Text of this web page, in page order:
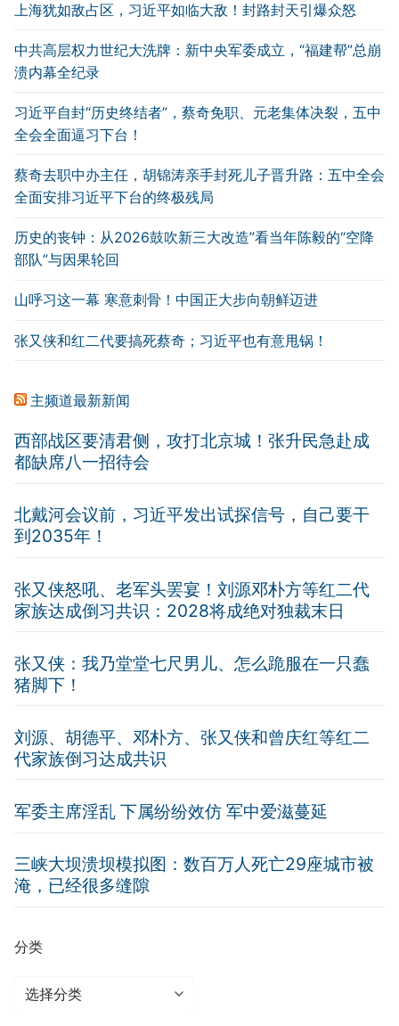
上海犹如敌占区，习近平如临大敌！封路封天引爆众怒
中共高层权力世纪大洗牌：新中央军委成立，“福建帮”总崩
溃内幕全纪录
习近平自封“历史终结者”，蔡奇免职、元老集体决裂，五中
全会全面逼习下台！
蔡奇去职中办主任，胡锦涛亲手封死儿子晋升路：五中全会
全面安排习近平下台的终极残局
历史的丧钟：从2026鼓吹新三大改造”看当年陈毅的“空降
部队”与因果轮回
山呼习这一幕 寒意刺骨！中国正大步向朝鲜迈进
张又侠和红二代要搞死蔡奇；习近平也有意甩锅！
主频道最新新闻
西部战区要清君侧，攻打北京城！张升民急赴成
都缺席八一招待会
北戴河会议前，习近平发出试探信号，自己要干
到2035年！
张又侠怒吼、老军头罢宴！刘源邓朴方等红二代
家族达成倒习共识：2028将成绝对独裁末日
张又侠：我乃堂堂七尺男儿、怎么跪服在一只蠢
猪脚下！
刘源、胡德平、邓朴方、张又侠和曾庆红等红二
代家族倒习达成共识
军委主席淫乱 下属纷纷效仿 军中爱滋蔓延
三峡大坝溃坝模拟图：数百万人死亡29座城市被
淹，已经很多缝隙
分类
分